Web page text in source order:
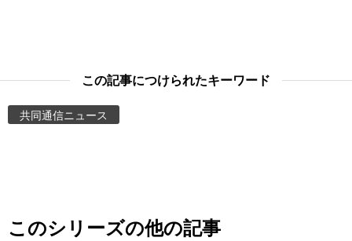
スポーツ・東京2020
Images
この記事につけられたキーワード
共同通信ニュース
このシリーズの他の記事